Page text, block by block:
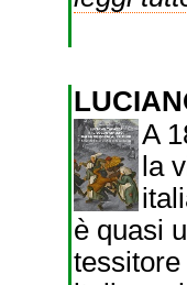
A
la
è quasi
tessitore